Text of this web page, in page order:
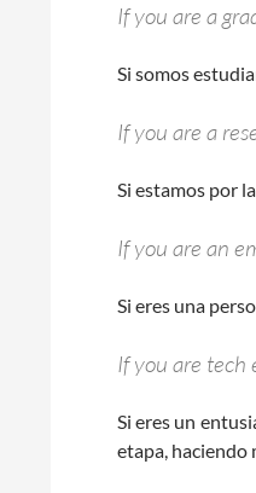
If you are a
Si somos
If you are a
Si estamos por
If you are an
Si eres una
If you are tech
Si eres un
etapa, haciendo